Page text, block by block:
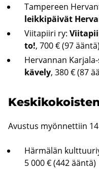
Tam­pe­reen
leikkipäivät
Vii­ta­pii­ri ry:
to!, 700 € (97 ääntä)
Her­van­nan
kä­ve­ly, 380 € (87
Avus­tus myön­net­tiin
Här­mä­län
5 000 € (442 ääntä)